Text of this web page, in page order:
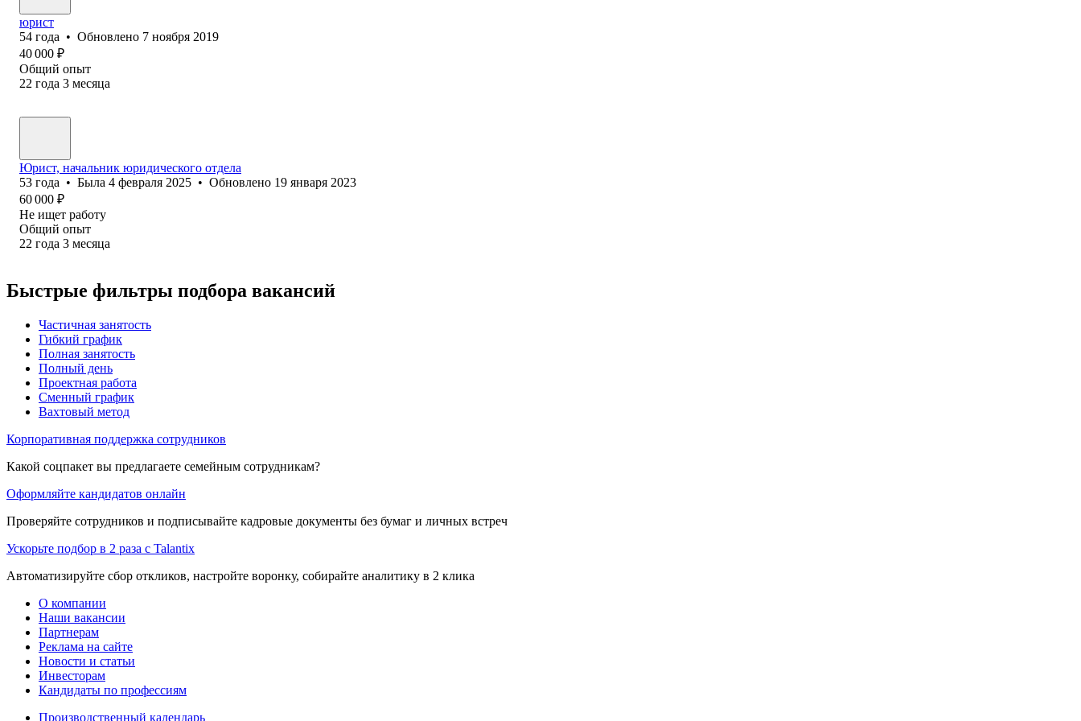
юрист
54 года • Обновлено 7 ноября 2019
40 000 ₽
Общий опыт
22 года 3 месяца
Юрист, начальник юридического отдела
53 года • Была 4 февраля 2025 • Обновлено 19 января 2023
60 000 ₽
Не ищет работу
Общий опыт
22 года 3 месяца
Быстрые фильтры подбора вакансий
Частичная занятость
Гибкий график
Полная занятость
Полный день
Проектная работа
Сменный график
Вахтовый метод
Корпоративная поддержка сотрудников
Какой соцпакет вы предлагаете семейным сотрудникам?
Оформляйте кандидатов онлайн
Проверяйте сотрудников и подписывайте кадровые документы без бумаг и личных встреч
Ускорьте подбор в 2 раза с Talantix
Автоматизируйте сбор откликов, настройте воронку, собирайте аналитику в 2 клика
О компании
Наши вакансии
Партнерам
Реклама на сайте
Новости и статьи
Инвесторам
Кандидаты по профессиям
Производственный календарь